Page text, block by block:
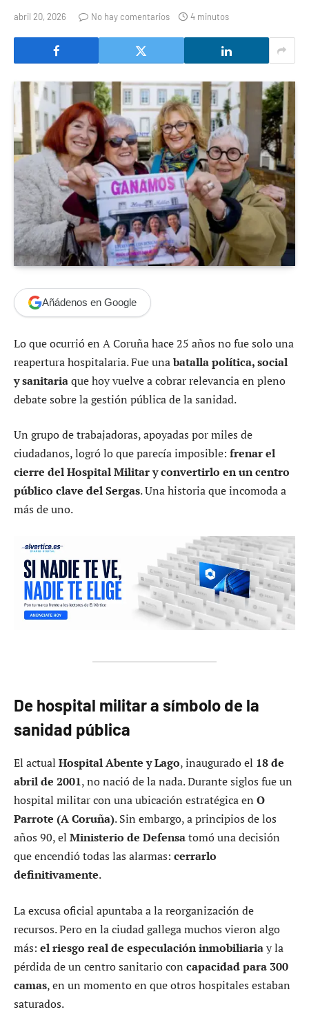
abril 20, 2026 No hay comentarios 4 minutos
Añádenos en Google
Lo que ocurrió en A Coruña hace 25 años no fue solo una
reapertura hospitalaria. Fue unabatalla política, social
y sanitariaque hoy vuelve a cobrar relevancia en pleno
debate sobre la gestión pública de la sanidad.
Un grupo de trabajadoras, apoyadas por miles de
ciudadanos, logró lo que parecía imposible: frenar el
cierre del Hospital Militar y convertirlo en un centro
público clave del Sergas. Una historia que incomoda a
más de uno.
De hospital militar a símbolo de la
sanidad pública
El actual Hospital Abente y Lago, inaugurado el 18 de
abril de 2001, no nació de la nada. Durante siglos fue un
hospital militar con una ubicación estratégica en O
Parrote (A Coruña). Sin embargo, a principios de los
años 90, el Ministerio de Defensatomó una decisión
que encendió todas las alarmas: cerrarlo
definitivamente.
La excusa oficial apuntaba a la reorganización de
recursos. Pero en la ciudad gallega muchos vieron algo
más: el riesgo real de especulación inmobiliariay la
pérdida de un centro sanitario con capacidad para 300
camas, en un momento en que otros hospitales estaban
saturados.